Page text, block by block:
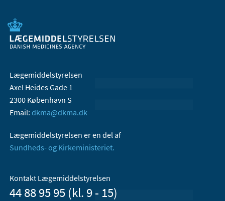
Lægemiddelstyrelsen
Axel Heides Gade 1
2300 København S
Email: dkma@dkma.dk
Lægemiddelstyrelsen er en del af
Sundheds- og Kirkeministeriet.
Kontakt Lægemiddelstyrelsen
44 88 95 95 (kl. 9 - 15)